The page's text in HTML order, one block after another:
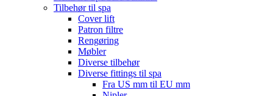
Tilbehør til spa
Cover lift
Patron filtre
Rengøring
Møbler
Diverse tilbehør
Diverse fittings til spa
Fra US mm til EU mm